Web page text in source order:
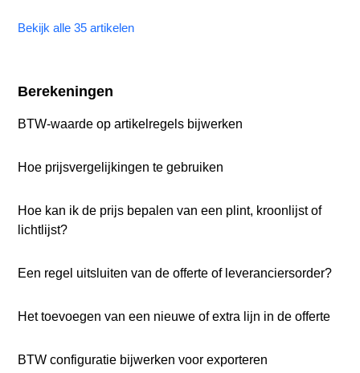
Bekijk alle 35 artikelen
Berekeningen
BTW-waarde op artikelregels bijwerken
Hoe prijsvergelijkingen te gebruiken
Hoe kan ik de prijs bepalen van een plint, kroonlijst of
lichtlijst?
Een regel uitsluiten van de offerte of leveranciersorder?
Het toevoegen van een nieuwe of extra lijn in de offerte
BTW configuratie bijwerken voor exporteren